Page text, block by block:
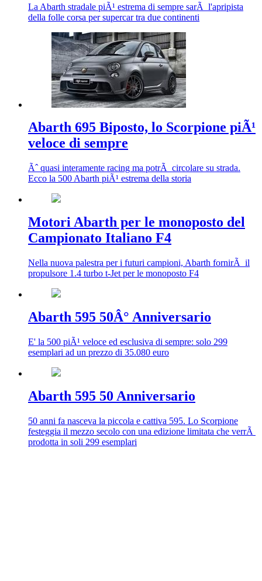
La Abarth stradale piÃ¹ estrema di sempre sarÃ l'apripista
della folle corsa per supercar tra due continenti
Abarth 695 Biposto, lo Scorpione piÃ¹
veloce di sempre
Ãˆ quasi interamente racing ma potrÃ circolare su strada.
Ecco la 500 Abarth piÃ¹ estrema della storia
Motori Abarth per le monoposto del
Campionato Italiano F4
Nella nuova palestra per i futuri campioni, Abarth fornirÃ il
propulsore 1.4 turbo t-Jet per le monoposto F4
Abarth 595 50Â° Anniversario
E' la 500 piÃ¹ veloce ed esclusiva di sempre: solo 299
esemplari ad un prezzo di 35.080 euro
Abarth 595 50 Anniversario
50 anni fa nasceva la piccola e cattiva 595. Lo Scorpione
festeggia il mezzo secolo con una edizione limitata che verrÃ
prodotta in soli 299 esemplari